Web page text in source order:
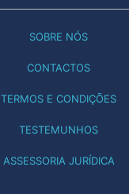
SOBRE NÓS
CONTACTOS
TERMOS E CONDIÇÕES
TESTEMUNHOS
ASSESSORIA JURÍDICA